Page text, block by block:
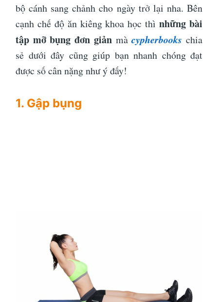
bộ cánh sang chảnh cho ngày trở lại nha. Bên
cạnh chế độ ăn kiêng khoa học thìnhững bài
tập mỡ bụng đơn giảnmàcypherbooks chia
sẻ dưới đây cũng giúp bạn nhanh chóng đạt
được số cân nặng như ý đấy!
1. Gập bụng